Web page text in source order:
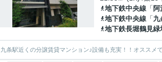
地下鉄中央線 「 阿
地下鉄中央線 「九
地下鉄長堀鶴見緑
九条駅近くの分譲賃貸マンション♪設備も充実！！オススメ